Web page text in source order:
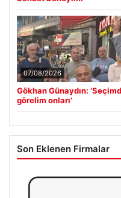
07/08/2026
Gökhan Günaydın:
görelim onları’
Son Eklenen Firmalar